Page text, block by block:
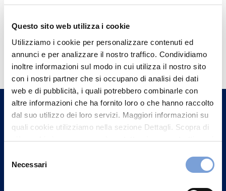
Questo sito web utilizza i cookie
Utilizziamo i cookie per personalizzare contenuti ed
annunci e per analizzare il nostro traffico. Condividiamo
inoltre informazioni sul modo in cui utilizza il nostro sito
con i nostri partner che si occupano di analisi dei dati
web e di pubblicità, i quali potrebbero combinarle con
altre informazioni che ha fornito loro o che hanno raccolto
dal suo utilizzo dei loro servizi. Maggiori informazioni su
quali cookie utilizziamo nella sezione Dettagli. Scopra di
più su chi siamo, come può contattarci e come trattiamo i
può trovare nel footer del sito nella sezione "Informativa
delNecessari
Hai bisogno di
informazioni?
Trova l'Agenzia più vicina a te e parla con
un nostro Agente.
Contattaci